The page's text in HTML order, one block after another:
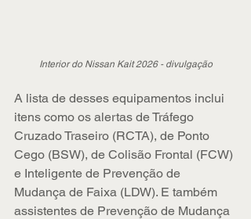
Interior do Nissan Kait 2026 - divulgação
A lista de desses equipamentos inclui
itens como os alertas de Tráfego
Cruzado Traseiro (RCTA), de Ponto
Cego (BSW), de Colisão Frontal (FCW)
e Inteligente de Prevenção de
Mudança de Faixa (LDW). E também
assistentes de Prevenção de Mudança